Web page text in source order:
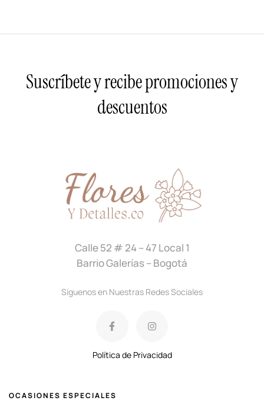
Suscríbete y recibe promociones y
descuentos
OCASIONES ESPECIALES
Calle 52 # 24 – 47 Local 1
Barrio Galerías – Bogotá
Síguenos en Nuestras Redes Sociales
Política de Privacidad